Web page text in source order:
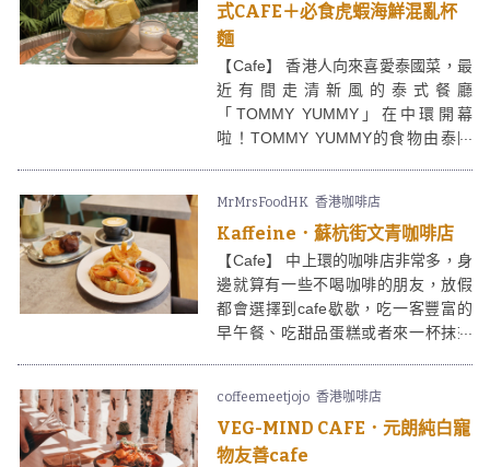
式CAFE＋必食虎蝦海鮮混亂杯
麵
【Cafe】 香港人向來喜愛泰國菜，最
近有間走清新風的泰式餐廳
「TOMMY YUMMY」在中環開幕
啦！TOMMY YUMMY的食物由泰國
鮮混亂杯麵和芒果乳酪疊疊冰更是打
卡之選，記得試試啊！
MrMrsFoodHK 香港咖啡店
Kaffeine．蘇杭街文青咖啡店
【Cafe】 中上環的咖啡店非常多，身
邊就算有一些不喝咖啡的朋友，放假
都會選擇到cafe歇歇，吃一客豐富的
早午餐、吃甜品蛋糕或者來一杯抹茶
自有其吸引之處。除了咖啡，亦有供
應全日早餐、漢堡、小食、蛋糕等，
加上簡約的門面設計，難怪成為打卡
coffeemeetjojo 香港咖啡店
VEG-MIND CAFE．元朗純白寵
物友善cafe